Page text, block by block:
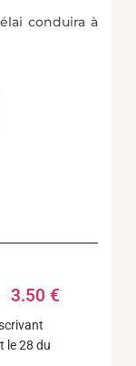
conduira à
3.50 €
le 28 du